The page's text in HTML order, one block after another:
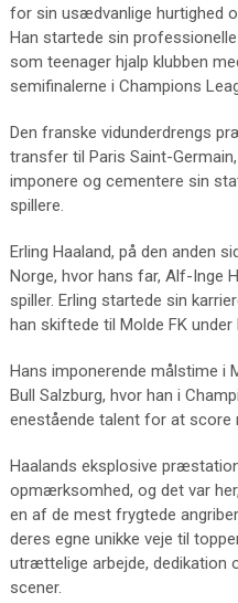
for sin usædvanlige hurtighed
Han startede sin
som teenager hjalp klubben
semifinalerne i Champions
Den franske vidunderdrengs
transfer til Paris Saint-
imponere og cementere sin
spillere.
Erling Haaland, på den anden
Norge, hvor hans far, Alf-Inge
spiller. Erling startede sin
han skiftede til Molde FK
Hans imponerende målstime i
Bull Salzburg, hvor han i
enestående talent for at score
Haalands eksplosive
opmærksomhed, og det var
en af de mest frygtede
deres egne unikke veje til
utrættelige arbejde, dedikation
scener.